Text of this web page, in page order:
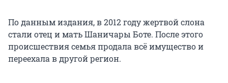
По данным издания, в 2012 году жертвой слона
стали отец и мать Шаничары Боте. После этого
происшествия семья продала всё имущество и
переехала в другой регион.